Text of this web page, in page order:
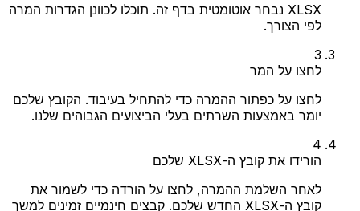
XLSX נבחר אוטומטית בדף זה. תוכלו לכוונן הגדרות המרה
לפי הצורך.
3
לחצו על המר
לחצו על כפתור ההמרה כדי להתחיל בעיבוד. הקובץ שלכם
יומר באמצעות השרתים בעלי הביצועים הגבוהים שלנו.
4
הורידו את קובץ ה-XLSX שלכם
לאחר השלמת ההמרה, לחצו על הורדה כדי לשמור את
קובץ ה-XLSX החדש שלכם. קבצים חינמיים זמינים למשך